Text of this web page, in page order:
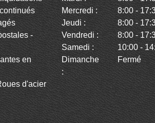
-
en
d'acier
Mercredi :
8:00 -
Jeudi :
8:00 -
Vendredi :
8:00 -
Samedi :
10:00 -
Dimanche
:
Fermé